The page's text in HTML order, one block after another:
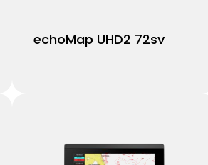
echoMap UHD2 72sv